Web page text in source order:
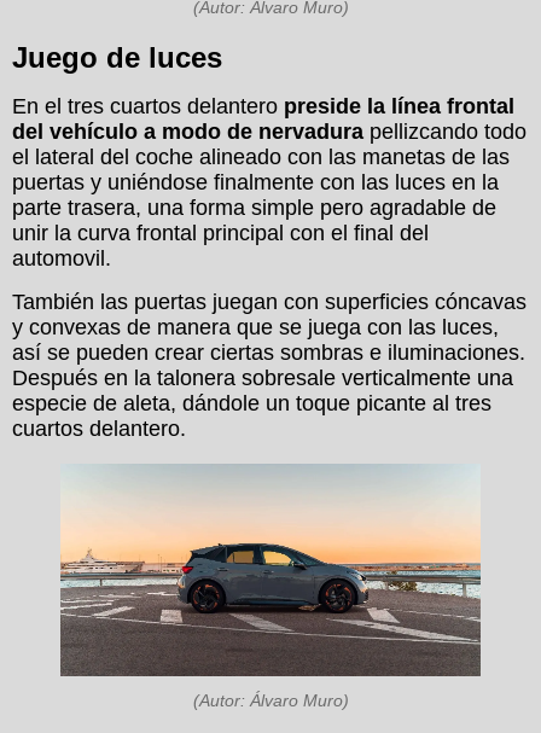
(Autor: Álvaro Muro)
Juego de luces
En el tres cuartos delantero preside la línea frontal
del vehículo a modo de nervadura pellizcando todo
el lateral del coche alineado con las manetas de las
puertas y uniéndose finalmente con las luces en la
parte trasera, una forma simple pero agradable de
unir la curva frontal principal con el final del
automovil.
También las puertas juegan con superficies cóncavas
y convexas de manera que se juega con las luces,
así se pueden crear ciertas sombras e iluminaciones.
Después en la talonera sobresale verticalmente una
especie de aleta, dándole un toque picante al tres
cuartos delantero.
(Autor: Álvaro Muro)